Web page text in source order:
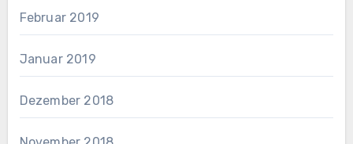
Februar 2019
Januar 2019
Dezember 2018